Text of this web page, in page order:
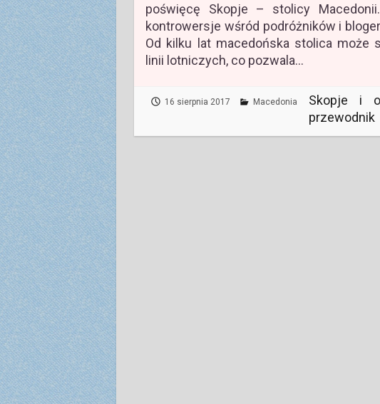
poświęcę Skopje – stolicy
kontrowersje wśród podróżników i
Od kilku lat macedońska stolica może
linii lotniczych, co pozwala…
16 sierpnia 2017 Macedonia
Skopje i
przewodnik